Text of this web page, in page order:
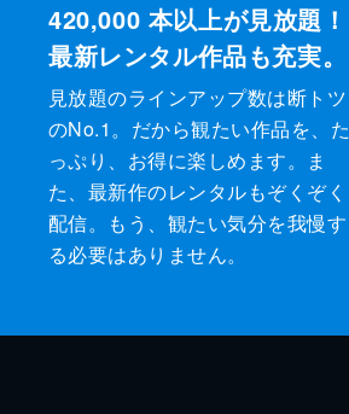
420,000 本以上が見放題！
最新レンタル作品も充実。
見放題のラインアップ数は断トツ
のNo.1。だから観たい作品を、た
っぷり、お得に楽しめます。ま
た、最新作のレンタルもぞくぞく
配信。もう、観たい気分を我慢す
る必要はありません。